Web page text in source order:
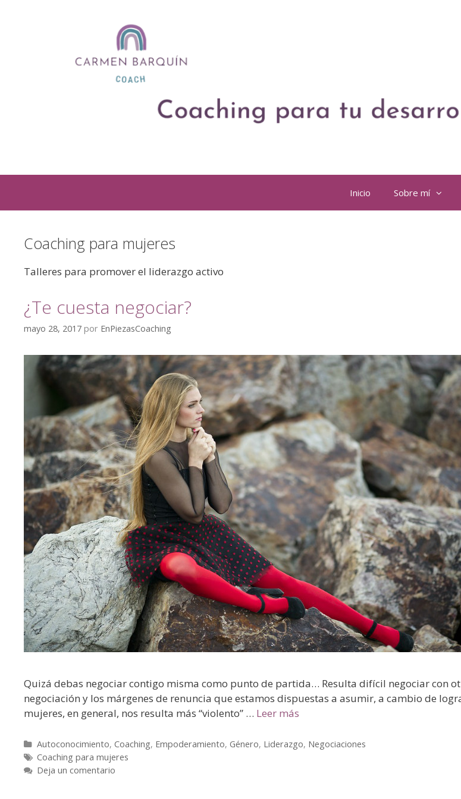
Inicio Sobre mí
Coaching para mujeres
Talleres para promover el liderazgo activo
¿Te cuesta negociar?
mayo 28, 2017 por EnPiezasCoaching
Quizá debas negociar contigo misma como punto de partida… Resulta difícil negociar con
negociación y los márgenes de renuncia que estamos dispuestas a asumir, a cambio de
mujeres, en general, nos resulta más “violento” … Leer más
Autoconocimiento, Coaching, Empoderamiento, Género, Liderazgo, Negociaciones
Coaching para mujeres
Deja un comentario